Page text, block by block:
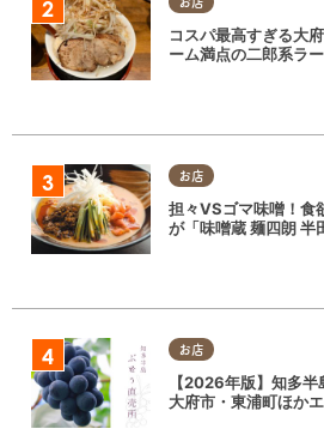
コスパ最高すぎる大
ーム満点の二郎系ラ
お店
担々VSゴマ味噌！食
が「味噌蔵 麺四朗 半
お店
【2026年版】知多半
大府市・東浦町ほか